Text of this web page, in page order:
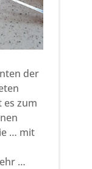
der
zum
… mit
…